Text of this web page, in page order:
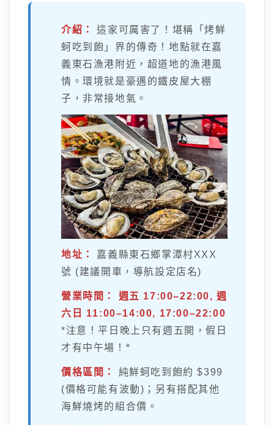
介紹：
這家可厲害了！堪稱「烤鮮
蚵吃到飽」界的傳奇！地點就在嘉
義東石漁港附近，超道地的漁港風
情。環境就是豪邁的鐵皮屋大棚
子，非常接地氣。
地址：
嘉義縣東石鄉掌潭村XXX
號 (建議開車，導航設定店名)
營業時間：
週五 17:00–22:00, 週
六日 11:00–14:00, 17:00–22:00
*注意！平日晚上只有週五開，假日
才有中午場！*
價格區間：
純鮮蚵吃到飽約 $399
(價格可能有波動)；另有搭配其他
海鮮燒烤的組合價。